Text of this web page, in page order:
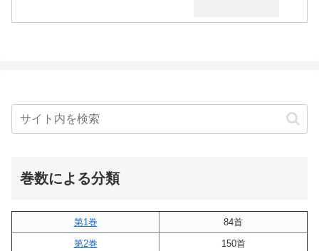
巻数による分類
第1巻
84首
第2巻
150首